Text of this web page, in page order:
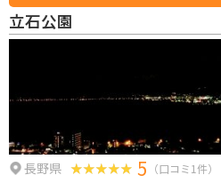
立石公園
長野県 5 （口コミ1件）